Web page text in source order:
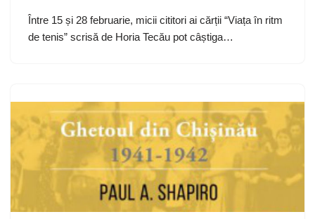
Între 15 și 28 februarie, micii cititori ai cărții “Viața în ritm
de tenis” scrisă de Horia Tecău pot câștiga…